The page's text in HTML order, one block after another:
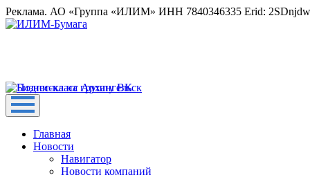
Реклама. АО «Группа «ИЛИМ» ИНН 7840346335 Erid:
Главная
Новости
Навигатор
Новости компаний